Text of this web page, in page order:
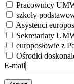
Pracownicy
szkoły
Asystenci
Sekretariaty
europosłowie z
Ośrodki
E-mail